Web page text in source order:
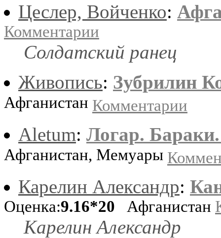
Цеслер, Войченко:
Комментарии
Солдатский ранец
Живопись: Зубрилин
Афганистан Комментарии
Aletum: Логар.
Афганистан, Мемуары
Карелин Александр:
Оценка:9.16*20 Афганистан
Карелин Александр